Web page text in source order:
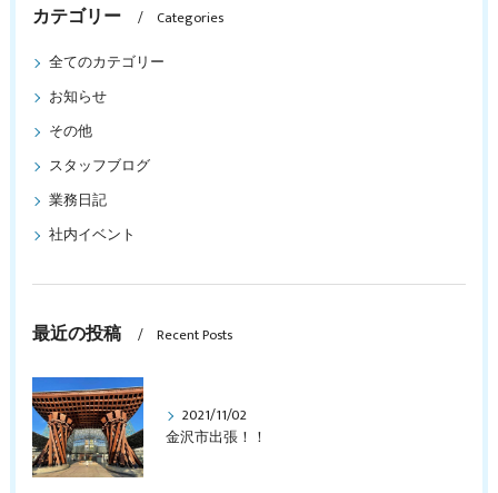
カテゴリー
Categories
全てのカテゴリー
お知らせ
その他
スタッフブログ
業務日記
社内イベント
最近の投稿 Recent Posts
2021/11/02
金沢市出張！！